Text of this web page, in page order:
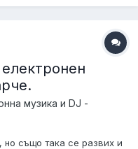
музика и DJ -
също така се развих и